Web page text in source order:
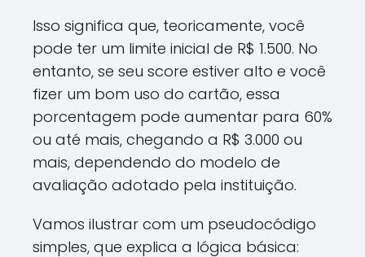
Isso significa que, teoricamente, você
pode ter um limite inicial de R$ 1.500. No
entanto, se seu score estiver alto e você
fizer um bom uso do cartão, essa
porcentagem pode aumentar para 60%
ou até mais, chegando a R$ 3.000 ou
mais, dependendo do modelo de
avaliação adotado pela instituição.
Vamos ilustrar com um pseudocódigo
simples, que explica a lógica básica: